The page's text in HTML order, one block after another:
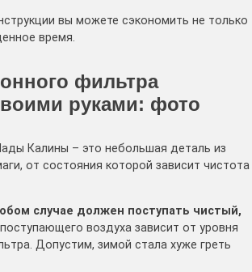
вы можете сэкономить не только
время.
фильтра
руками: фото
Калины – это небольшая деталь из
от состояния которой зависит чистота
случае должен поступать чистый,
воздуха зависит от уровня
Допустим, зимой стала хуже греть